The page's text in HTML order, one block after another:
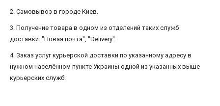
2. Самовывоз в городе Киев.
3. Получение товара в одном из отделений таких служб
доставки: "Новая почта", "Delivery".
4. Заказ услуг курьерской доставки по указанному адресу в
нужном населённом пункте Украины одной из указанных выше
курьерских служб.